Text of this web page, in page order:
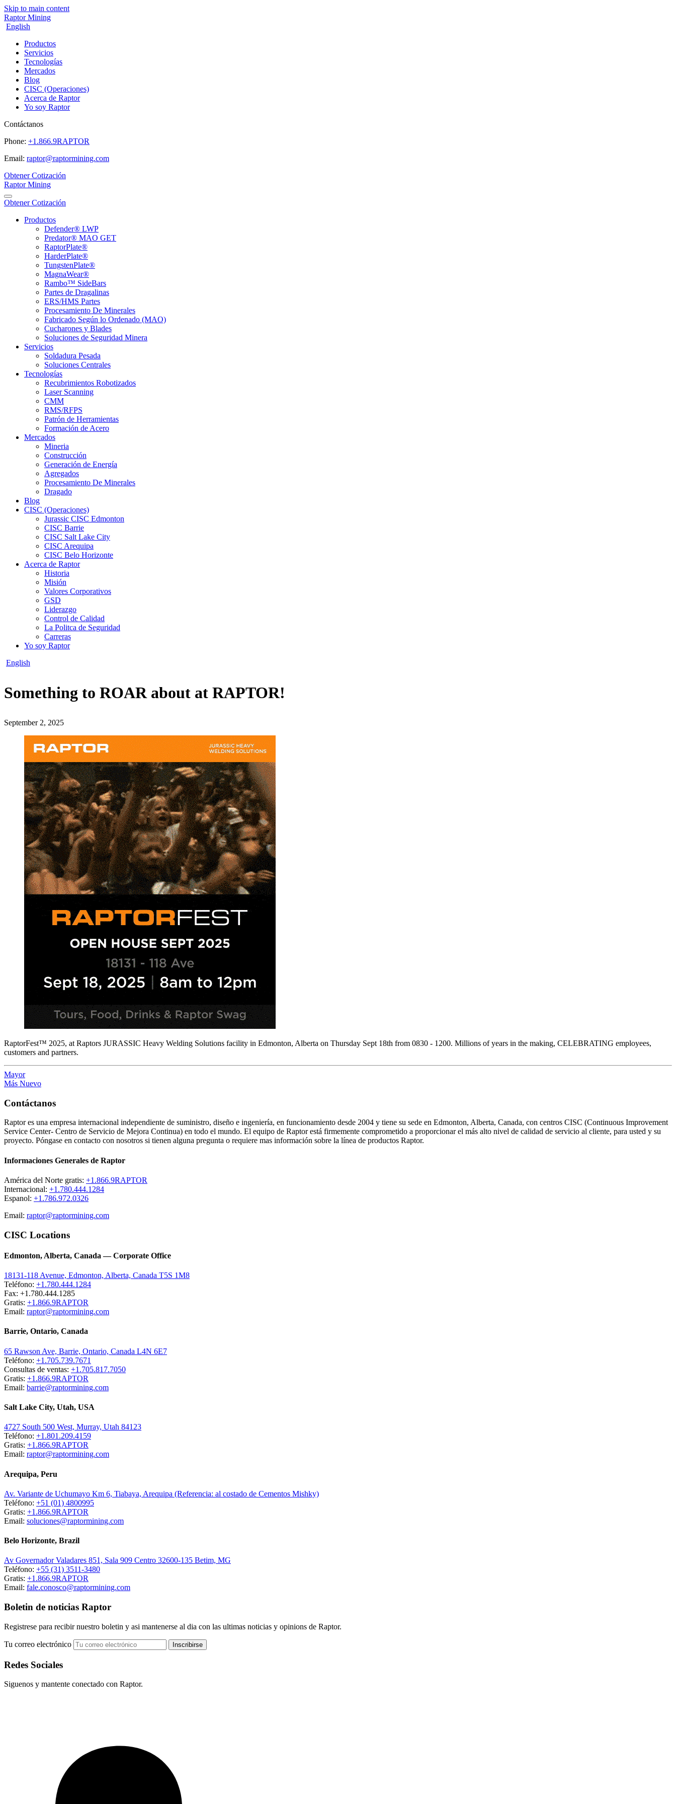
Skip to main content
Raptor Mining
English
Productos
Servicios
Tecnologías
Mercados
Blog
CISC (Operaciones)
Acerca de Raptor
Yo soy Raptor
Contáctanos
Phone: +1.866.9RAPTOR
Email: raptor@raptormining.com
Obtener Cotización
Raptor Mining
Obtener Cotización
Productos
Defender® LWP
Predator® MAO GET
RaptorPlate®
HarderPlate®
TungstenPlate®
MagnaWear®
Rambo™ SideBars
Partes de Dragalinas
ERS/HMS Partes
Procesamiento De Minerales
Fabricado Según lo Ordenado (MAO)
Cucharones y Blades
Soluciones de Seguridad Minera
Servicios
Soldadura Pesada
Soluciones Centrales
Tecnologías
Recubrimientos Robotizados
Laser Scanning
CMM
RMS/RFPS
Patrón de Herramientas
Formación de Acero
Mercados
Mineria
Construcción
Generación de Energía
Agregados
Procesamiento De Minerales
Dragado
Blog
CISC (Operaciones)
Jurassic CISC Edmonton
CISC Barrie
CISC Salt Lake City
CISC Arequipa
CISC Belo Horizonte
Acerca de Raptor
Historia
Misión
Valores Corporativos
GSD
Liderazgo
Control de Calidad
La Politca de Seguridad
Carreras
Yo soy Raptor
English
Something to ROAR about at RAPTOR!
September 2, 2025
RaptorFest™ 2025, at Raptors JURASSIC Heavy Welding Solutions facility in Edmonton, Alberta on Thursday Sept 18th from 0830 - 1200. Millions of years in the making, CELEBRATING employees,
customers and partners.
Mayor
Más Nuevo
Contáctanos
Raptor es una empresa internacional independiente de suministro, diseño e ingeniería, en funcionamiento desde 2004 y tiene su sede en Edmonton, Alberta, Canada, con centros CISC (Continuous Improvement
Service Center- Centro de Servicio de Mejora Continua) en todo el mundo. El equipo de Raptor está firmemente comprometido a proporcionar el más alto nivel de calidad de servicio al cliente, para usted y su
proyecto. Póngase en contacto con nosotros si tienen alguna pregunta o requiere mas información sobre la línea de productos Raptor.
Informaciones Generales de Raptor
América del Norte gratis: +1.866.9RAPTOR
Internacional: +1.780.444.1284
Espanol: +1.786.972.0326
Email: raptor@raptormining.com
CISC Locations
Edmonton, Alberta, Canada — Corporate Office
18131-118 Avenue, Edmonton, Alberta, Canada T5S 1M8
Teléfono: +1.780.444.1284
Fax: +1.780.444.1285
Gratis: +1.866.9RAPTOR
Email: raptor@raptormining.com
Barrie, Ontario, Canada
65 Rawson Ave, Barrie, Ontario, Canada L4N 6E7
Teléfono: +1.705.739.7671
Consultas de ventas: +1.705.817.7050
Gratis: +1.866.9RAPTOR
Email: barrie@raptormining.com
Salt Lake City, Utah, USA
4727 South 500 West, Murray, Utah 84123
Teléfono: +1.801.209.4159
Gratis: +1.866.9RAPTOR
Email: raptor@raptormining.com
Arequipa, Peru
Av. Variante de Uchumayo Km 6, Tiabaya, Arequipa (Referencia: al costado de Cementos Mishky)
Teléfono: +51 (01) 4800995
Gratis: +1.866.9RAPTOR
Email: soluciones@raptormining.com
Belo Horizonte, Brazil
Av Governador Valadares 851, Sala 909 Centro 32600-135 Betim, MG
Teléfono: +55 (31) 3511-3480
Gratis: +1.866.9RAPTOR
Email: fale.conosco@raptormining.com
Boletin de noticias Raptor
Registrese para recibir nuestro boletin y asi mantenerse al dia con las ultimas noticias y opinions de Raptor.
Tu correo electrónico
Redes Sociales
Siguenos y mantente conectado con Raptor.